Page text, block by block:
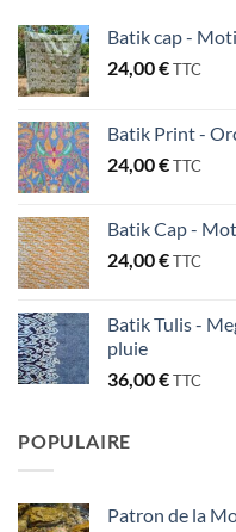
Batik cap -
24,00€TTC
Batik Print -
24,00€TTC
Batik Cap -
24,00€TTC
Batik Tulis -
pluie
36,00€TTC
POPULAIRE
Patron de la